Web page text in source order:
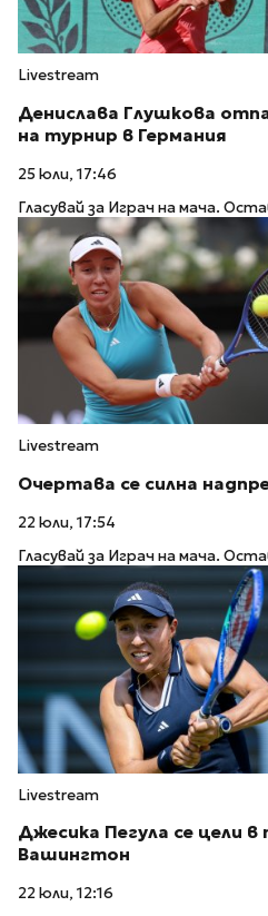
Livestream
Денислава Глушкова
на турнир в Германия
25 юли, 17:46
Гласувай за Играч на мача.
Livestream
Очертава се силна
22 юли, 17:54
Гласувай за Играч на мача.
Livestream
Джесика Пегула се цели
Вашингтон
22 юли, 12:16